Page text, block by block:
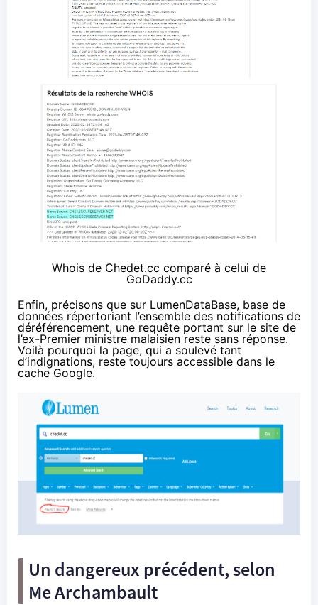
Whois de Chedet.cc comparé à celui de
GoDaddy.cc
Enfin, précisons que sur LumenDataBase, base de
données répertoriant l’ensemble des notifications de
déréférencement, une requête portant sur le site de
l’ex-Premier ministre malaisien reste sans réponse.
Voilà pourquoi la page, qui a soulevé tant
d’indignations, reste toujours accessible dans le
cache Google.
Un dangereux précédent, selon
Me Archambault